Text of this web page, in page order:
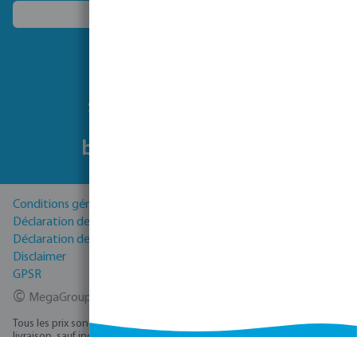
Suivez-nous
Conditions générales
Déclaration de Confidentialité
Déclaration de cookies
Disclaimer
GPSR
© MegaGroup Trade 2026
Tous les prix sont hors TVA plus
et éventuels frais de